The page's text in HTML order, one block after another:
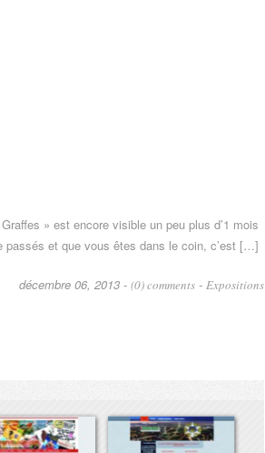
» est encore visible un peu plus d’1 mois
passés et que vous êtes dans le coin, c’est […]
décembre 06, 2013 -(0) comments - Expositions